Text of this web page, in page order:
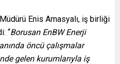
Enis Amasyalı, iş birliği
“Borusan EnBW Enerji
öncü çalışmalar
gelen kurumlarıyla iş